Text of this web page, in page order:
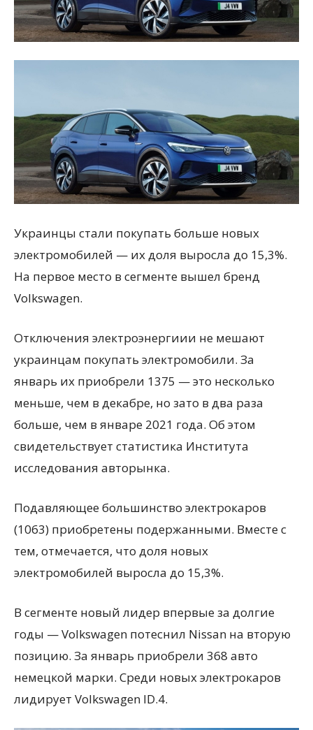
Украинцы стали покупать больше новых
электромобилей — их доля выросла до 15,3%.
На первое место в сегменте вышел бренд
Volkswagen.
Отключения электроэнергиии не мешают
украинцам покупать электромобили. За
январь их приобрели 1375 — это несколько
меньше, чем в декабре, но зато в два раза
больше, чем в январе 2021 года. Об этом
свидетельствует статистика Института
исследования авторынка.
Подавляющее большинство электрокаров
(1063) приобретены подержанными. Вместе с
тем, отмечается, что доля новых
электромобилей выросла до 15,3%.
В сегменте новый лидер впервые за долгие
годы — Volkswagen потеснил Nissan на вторую
позицию. За январь приобрели 368 авто
немецкой марки. Среди новых электрокаров
лидирует Volkswagen ID.4.